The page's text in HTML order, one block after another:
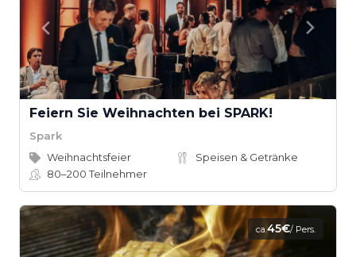
Feiern Sie Weihnachten bei SPARK!
Spark
Weihnachtsfeier
Speisen & Getränke
80–200Teilnehmer
ca.45€/ Pers.